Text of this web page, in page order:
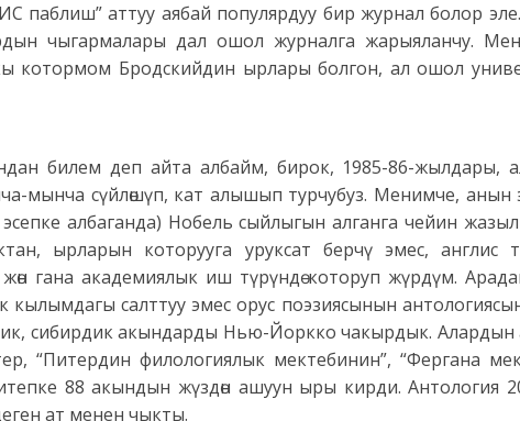
паблиш” аттуу аябай популярдуу бир журнал болор
чыгармалары дал ошол журналга жарыяланчу.
котормом Бродскийдин ырлары болгон, ал ошол
билем деп айта албайм, бирок, 1985-86-жылдары,
мынча сүйлөшүп, кат алышып турчубуз. Менимче,
албаганда) Нобель сыйлыгын алганга чейин
ырларын которууга уруксат берчү эмес, англис
гана академиялык иш түрүндө которуп жүрдүм.
кылымдагы салттуу эмес орус поэзиясынын
сибирдик акындарды Нью-Йоркко чакырдык. Алардын
“Питердин филологиялык мектебинин”, “Фергана
88 акындын жүздөн ашуун ыры кирди. Антология
ат менен чыкты.